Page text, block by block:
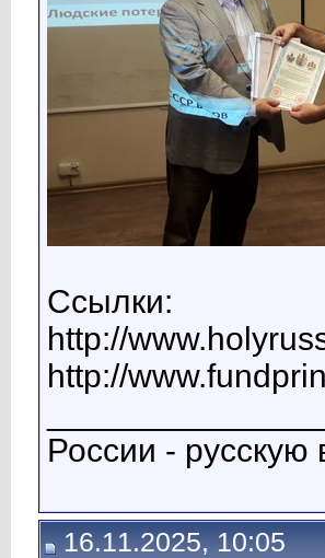
Ссылки:
http://
http://
России - русскую
16.11.2025, 10:05